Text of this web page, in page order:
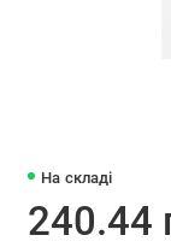
На складі
240.44